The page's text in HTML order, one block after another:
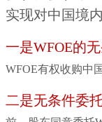
实现对中国境
一是WFOE的
WFOE有权收购中
二是无条件委